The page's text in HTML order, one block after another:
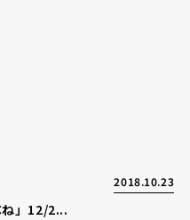
2018.10.23
」12/2...